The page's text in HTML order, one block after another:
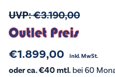
UVP:€3.190,00
€1.899,00 inkl. MwSt.
oder ca. €40 mtl. bei 60